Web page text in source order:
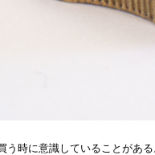
う時に意識していることがあ